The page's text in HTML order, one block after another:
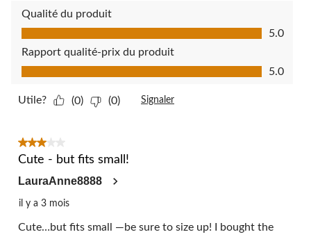
Qualité du produit
Qualité du produit, 5.0 sur 5
5.0
Rapport qualité-prix du produit
Rapport qualité-prix du produit, 5.0 sur 5
5.0
Utile? (0) (0) Signaler
3 étoile(s) sur 5.
Cute - but fits small!
LauraAnne8888
il y a 3 mois
Cute…but fits small —be sure to size up! I bought the